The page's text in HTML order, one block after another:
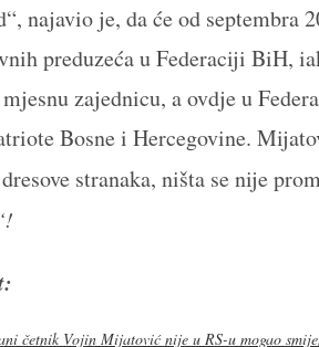
najavio je, da će od
preduzeća u Federaciji BiH,
zajednicu, a ovdje u
Bosne i Hercegovine.
stranaka, ništa se nije
četnik Vojin Mijatović nije u RS-u mogao